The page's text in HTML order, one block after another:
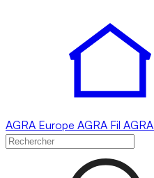
AGRA Europe AGRA Fil AGRA